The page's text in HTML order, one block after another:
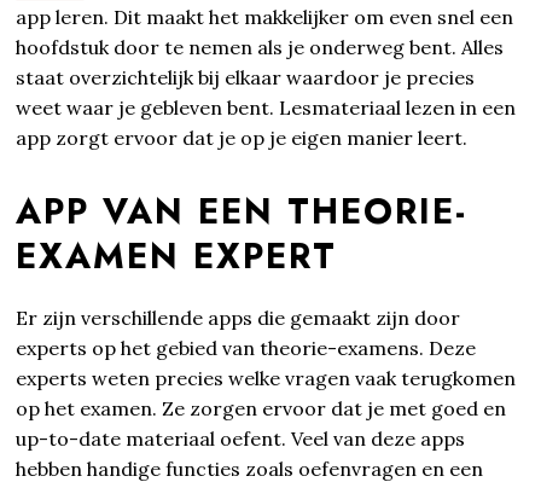
app leren. Dit maakt het makkelijker om even snel een
hoofdstuk door te nemen als je onderweg bent. Alles
staat overzichtelijk bij elkaar waardoor je precies
weet waar je gebleven bent. Lesmateriaal lezen in een
app zorgt ervoor dat je op je eigen manier leert.
APP VAN EEN THEORIE-
EXAMEN EXPERT
Er zijn verschillende apps die gemaakt zijn door
experts op het gebied van theorie-examens. Deze
experts weten precies welke vragen vaak terugkomen
op het examen. Ze zorgen ervoor dat je met goed en
up-to-date materiaal oefent. Veel van deze apps
hebben handige functies zoals oefenvragen en een